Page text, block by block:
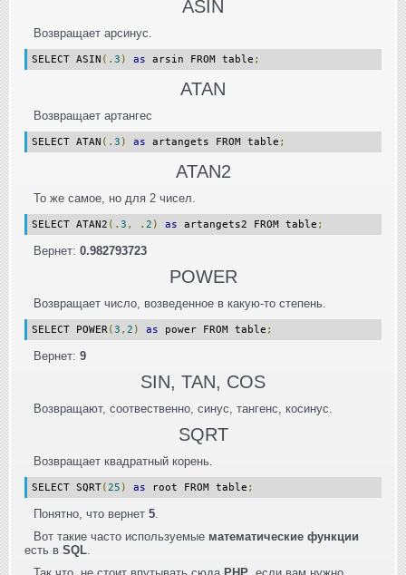
ASIN
Возвращает арсинус.
SELECT ASIN (. 3 ) as arsin FROM table ;
ATAN
Возвращает артангес
SELECT ATAN (. 3 ) as artangets FROM table ;
ATAN2
То же самое, но для 2 чисел.
SELECT ATAN2 (. 3 , . 2 ) as artangets2 FROM table ;
Вернет: 0.982793723
POWER
Возвращает число, возведенное в какую-то степень.
SELECT POWER( 3 , 2 ) as power FROM table ;
Вернет: 9
SIN, TAN, COS
Возвращают, соотвественно, синус, тангенс, косинус.
SQRT
Возвращает квадратный корень.
SELECT SQRT( 25 ) as root FROM table ;
Понятно, что вернет 5.
Вот такие часто используемые математические функции
есть в SQL.